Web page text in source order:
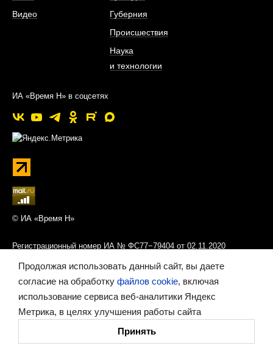
Видео
Губерния
Происшествия
Наука
и технологии
ИА «Время Н» в соцсетях
© ИА «Время Н»
Регистрационный номер ИА № ФС77−79404 от 02.11.2020
информационных технологий и массовых коммуникаций
(Роскомнадзор)
Учредитель — Правительство Нижегородской области
Главный редактор — Савельев Александр Михайлович
Продолжая использовать данный сайт, вы даете
согласие на обработку файлов cookie, включая
использование сервиса веб-аналитики Яндекс
Метрика, в целях улучшения работы сайта
Принять